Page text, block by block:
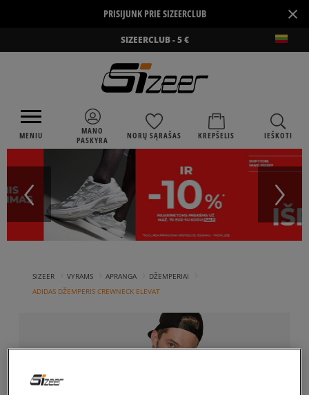
PRISIJUNK PRIE SIZEERCLUB ×
SIZEERCLUB - 5 €
MENIU
MANO
PASKYRA
NORŲ SĄRAŠAS KREPŠELIS IEŠKOTI
SIZEER VYRAMS APRANGA DŽEMPERIAI
ADIDAS DŽEMPERIS CREWNECK ELEVAT